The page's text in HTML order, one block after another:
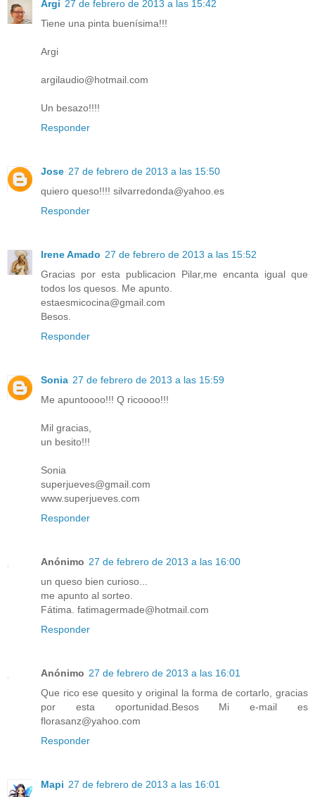
Argi 27 de febrero de 2013 a las 15:42
Tiene una pinta buenísima!!!
Argi
argilaudio@hotmail.com
Un besazo!!!!
Responder
Jose 27 de febrero de 2013 a las 15:50
quiero queso!!!! silvarredonda@yahoo.es
Responder
Irene Amado 27 de febrero de 2013 a las 15:52
Gracias por esta publicacion Pilar,me encanta igual que
todos los quesos. Me apunto.
estaesmicocina@gmail.com
Besos.
Responder
Sonia 27 de febrero de 2013 a las 15:59
Me apuntoooo!!! Q ricoooo!!!
Mil gracias,
un besito!!!
Sonia
superjueves@gmail.com
www.superjueves.com
Responder
Anónimo 27 de febrero de 2013 a las 16:00
un queso bien curioso...
me apunto al sorteo.
Fátima. fatimagermade@hotmail.com
Responder
Anónimo 27 de febrero de 2013 a las 16:01
Que rico ese quesito y original la forma de cortarlo, gracias
por esta oportunidad.Besos Mi e-mail es
florasanz@yahoo.com
Responder
Mapi 27 de febrero de 2013 a las 16:01